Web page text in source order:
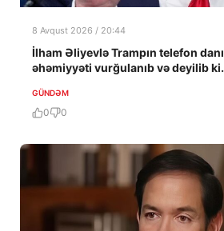
8 Avqust 2026 / 20:44
İlham Əliyevlə Trampın telefon
əhəmiyyəti vurğulanıb və deyilib
GÜNDƏM
0 0